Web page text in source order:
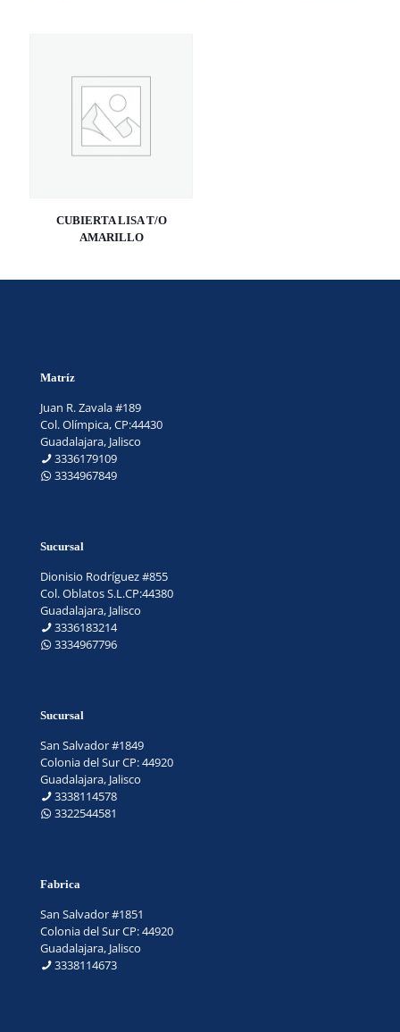
CUBIERTA LISA T/O
AMARILLO
Matríz
Juan R. Zavala #189
Col. Olímpica, CP:44430
Guadalajara, Jalisco
3336179109
3334967849
Sucursal
Dionisio Rodríguez #855
Col. Oblatos S.L.CP:44380
Guadalajara, Jalisco
3336183214
3334967796
Sucursal
San Salvador #1849
Colonia del Sur CP: 44920
Guadalajara, Jalisco
3338114578
3322544581
Fabrica
San Salvador #1851
Colonia del Sur CP: 44920
Guadalajara, Jalisco
3338114673